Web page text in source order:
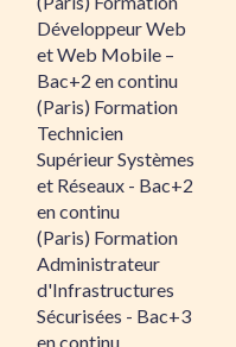
Développeur Web
et Web Mobile –
Bac+2 en continu
(Paris) Formation
Technicien
Supérieur Systèmes
et Réseaux - Bac+2
en continu
(Paris) Formation
Administrateur
d'Infrastructures
Sécurisées - Bac+3
en continu